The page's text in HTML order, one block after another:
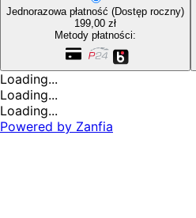
Jednorazowa płatność (Dostęp roczny)
199,00 zł
Metody płatności:
Loading...
Loading...
Loading...
Powered by Zanfia